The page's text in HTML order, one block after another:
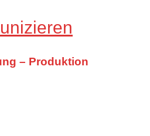
– Produktion